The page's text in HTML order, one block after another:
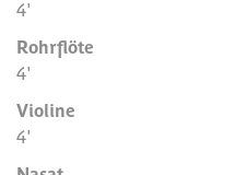
4'
Rohrflöte
4'
Violine
4'